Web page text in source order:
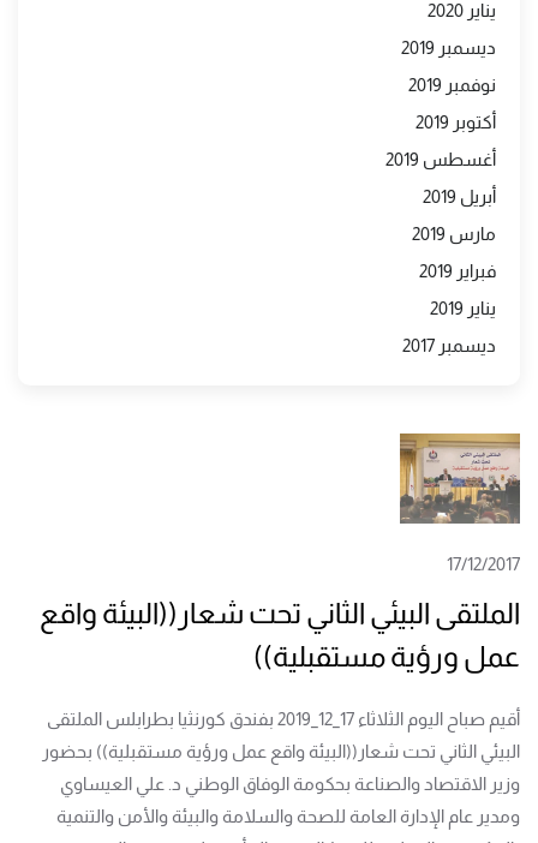
يناير 2020
ديسمبر 2019
نوفمبر 2019
أكتوبر 2019
أغسطس 2019
أبريل 2019
مارس 2019
فبراير 2019
يناير 2019
ديسمبر 2017
17/12/2017
الملتقى البيئي الثاني تحت شعار((البيئة واقع
عمل ورؤية مستقبلية))
أقيم صباح اليوم الثلاثاء 17_12_2019 بفندق كورنثيا بطرابلس الملتقى
البيئي الثاني تحت شعار((البيئة واقع عمل ورؤية مستقبلية)) بحضور
وزير الاقتصاد والصناعة بحكومة الوفاق الوطني د. علي العيساوي
ومدير عام الإدارة العامة للصحة والسلامة والبيئة والأمن والتنمية